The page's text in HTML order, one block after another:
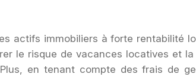
actifs immobiliers à forte
le risque de vacances locatives et
en tenant compte des frais de